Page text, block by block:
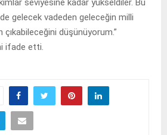
gelecek vadeden geleceğin milli
çıkabileceğini düşünüyorum.”
ifade etti.